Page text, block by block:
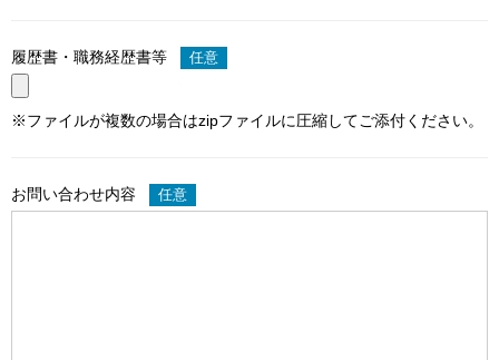
履歴書・職務経歴書等 任意
※ファイルが複数の場合はzipファイルに圧縮してご添付ください。
お問い合わせ内容 任意